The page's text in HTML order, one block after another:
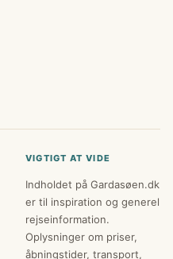
VIGTIGT AT VIDE
Indholdet på Gardasøen.dk
er til inspiration og generel
rejseinformation.
Oplysninger om priser,
åbningstider, transport,